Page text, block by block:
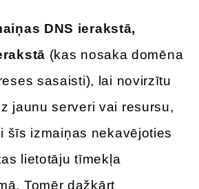
DNS ierakstā,
(kas nosaka domēna
sasaisti), lai novirzītu
jaunu serveri vai resursu,
šīs izmaiņas nekavējoties
lietotāju tīmekļa
Tomēr dažkārt